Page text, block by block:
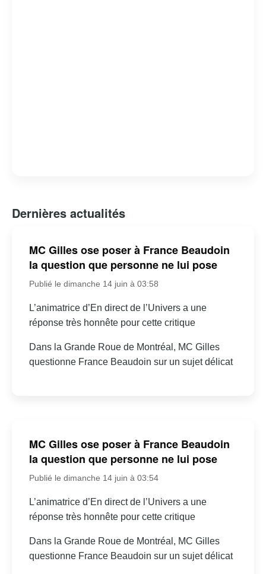
Dernières actualités
MC Gilles ose poser à France Beaudoin
la question que personne ne lui pose
Publié le dimanche 14 juin à 03:58
L’animatrice d’En direct de l’Univers a une
réponse très honnête pour cette critique
Dans la Grande Roue de Montréal, MC Gilles
questionne France Beaudoin sur un sujet délicat
MC Gilles ose poser à France Beaudoin
la question que personne ne lui pose
Publié le dimanche 14 juin à 03:54
L’animatrice d’En direct de l’Univers a une
réponse très honnête pour cette critique
Dans la Grande Roue de Montréal, MC Gilles
questionne France Beaudoin sur un sujet délicat